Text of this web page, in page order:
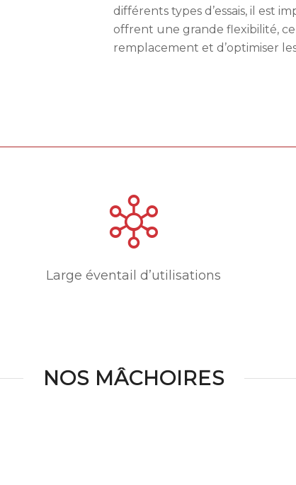
différents types d’essais, il est
offrent une grande flexibilité,
remplacement et d’optimiser
Large éventail d’utilisations
NOS MÂCHOIRES